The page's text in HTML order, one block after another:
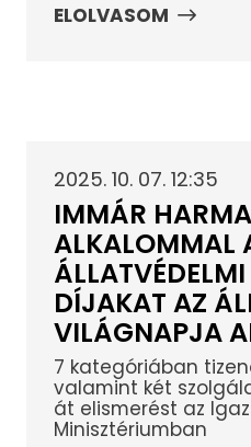
ELOLVASOM
2025. 10. 07. 12:35
IMMÁR
ALKALOMMAL
DÍJAKAT AZ
VILÁGNAPJA
7 kategóriában
valamint két
át elismerést az
Minisztériumban